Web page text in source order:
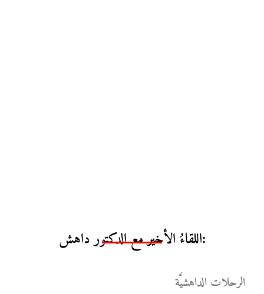
اللقاءُ الأخير مع الدكتور داهش:
الرحلات الداهشيَّة